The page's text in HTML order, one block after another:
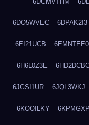
6DO5WVEC 6DPAK2I3
6EI21UCB 6EMNTEE0
6H6L0Z3E
6JGSI1UR 6JQL3WKJ
6KOOILKY